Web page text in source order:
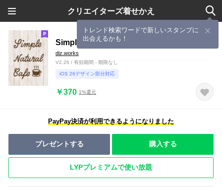
クリエイターズ着せかえ
トレンド検索ワードで新しいスタンプに
出会えるかも！
Simple Natural Cafe 3
diz.works
V2.26 / 有効期間 - 期限なし
iOS 26デザイン部分対応
￥370 1%還元
PayPay決済が利用できるようになりました
プレゼントする 購入する
LYPプレミアムで使い放題